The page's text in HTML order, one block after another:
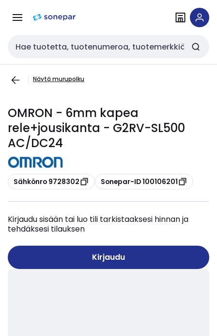
navigointiinsisältöön
Haku
Näytä murupolku
OMRON - 6mm kapea
rele+jousikanta - G2RV-SL500
AC/DC24
Kopioi
Sähkönro 9728302 Kopioi
Sonepar-ID 100106201
Kirjaudu sisään tai luo tili tarkistaaksesi hinnan ja
tehdäksesi tilauksen
Kirjaudu